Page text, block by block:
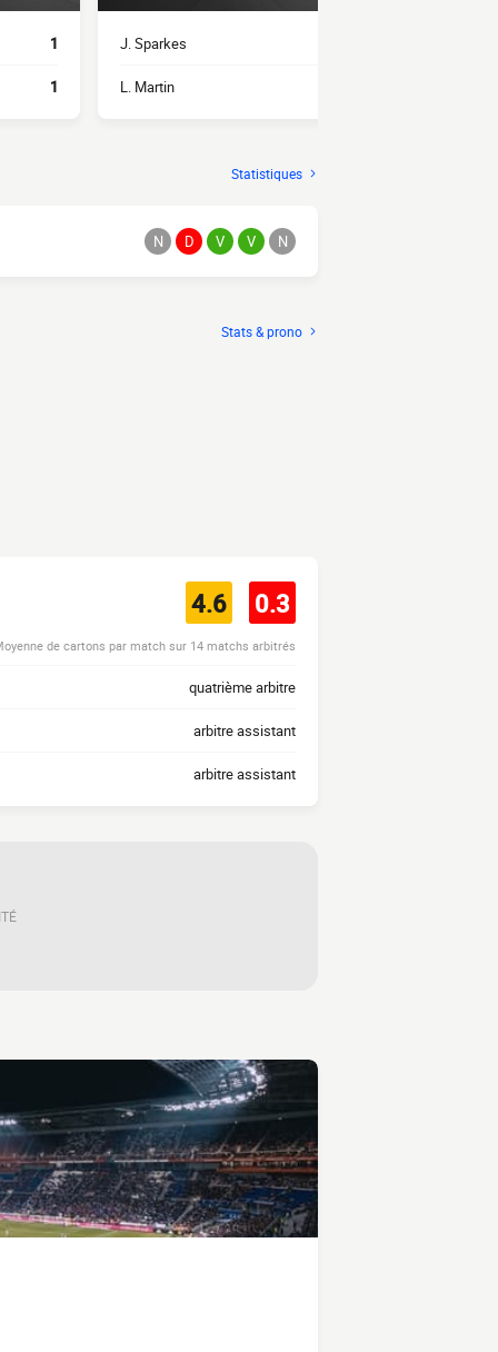
1
1
J. Sparkes
L. Martin
Statistiques
N D V V N
Stats & prono
4.6 0.3
de cartons par match sur 14 matchs arbitrés
quatrième arbitre
arbitre assistant
arbitre assistant